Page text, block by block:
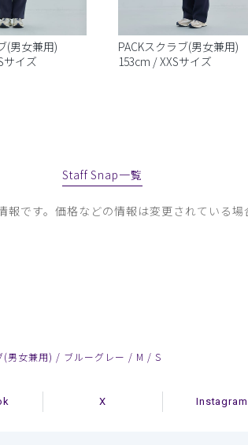
(男女兼用)
サイズ
PACKスクラブ(男女兼用)
153cm / XXSサイズ
Staff Snap一覧
です。価格などの情報は変更されている場
(男女兼用) / ブルーグレー / M / S
X Instagram